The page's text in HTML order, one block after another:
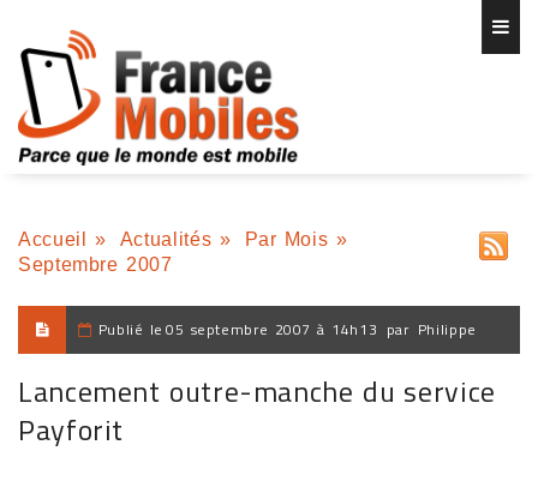
Accueil » Actualités » Par Mois »
Septembre 2007
Publié le 05 septembre 2007 à 14h13 par Philippe
Lancement outre-manche du service
Payforit